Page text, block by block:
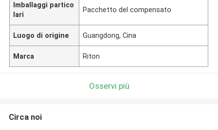
Imballaggi partico
lari
Pacchetto del compensato
Luogo di origine Guangdong, Cina
Marca Riton
Osservi più
Circa noi